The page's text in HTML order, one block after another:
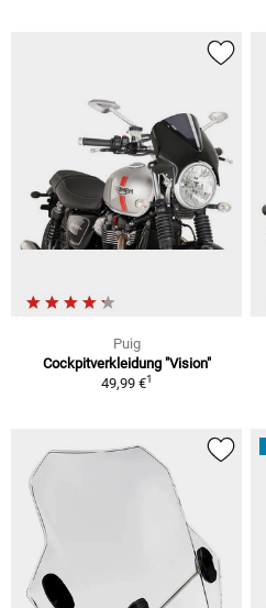
Puig
Cockpitverkleidung "Vision"
49,99 €1